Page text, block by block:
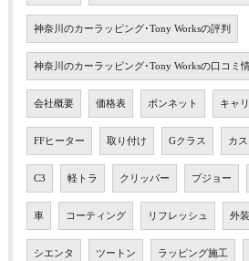
神奈川のカーラッピング･Tony Worksの評判
神奈川のカーラッピング･Tony Worksの口コミ
会社概要 価格表 ボンネット キャ
FFヒーター 取り付け Gクラス カ
C3 軽トラ クリッパー プジョー
車 コーティング リフレッシュ 外装
シエンタ ツートン ラッピング施工